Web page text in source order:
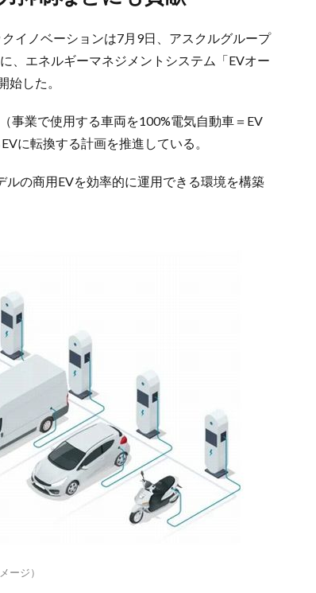
イノベーションは7月9日、アスクルグループ
、エネルギーマネジメントシステム「EVオー
始した。
事業で使用する車両を100%電気自動車＝EV
に転換する計画を推進している。
の商用EVを効率的に運用できる環境を構築
ージ）